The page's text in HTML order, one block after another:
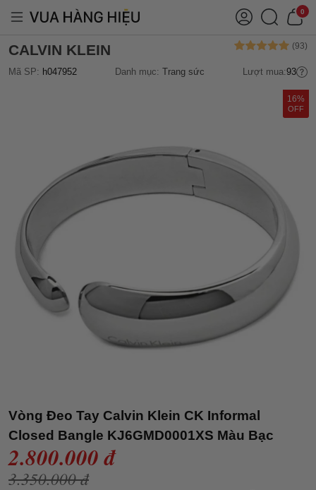
0
CALVIN KLEIN
Mã SP: h047952 Danh mục: Trang sức Lượt mua:93
16%
OFF
Vòng Đeo Tay Calvin Klein CK Informal
Closed Bangle KJ6GMD0001XS Màu Bạc
2.800.000 đ
3.350.000 đ